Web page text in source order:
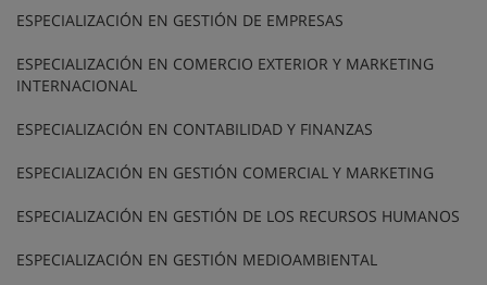
ESPECIALIZACIÓN EN GESTIÓN DE EMPRESAS
ESPECIALIZACIÓN EN COMERCIO EXTERIOR Y MARKETING
INTERNACIONAL
ESPECIALIZACIÓN EN CONTABILIDAD Y FINANZAS
ESPECIALIZACIÓN EN GESTIÓN COMERCIAL Y MARKETING
ESPECIALIZACIÓN EN GESTIÓN DE LOS RECURSOS HUMANOS
ESPECIALIZACIÓN EN GESTIÓN MEDIOAMBIENTAL